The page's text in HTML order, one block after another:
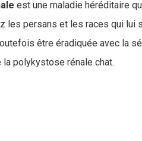
est une maladie héréditaire
les persans et les races qui lui
être éradiquée avec la
polykystose rénale chat.